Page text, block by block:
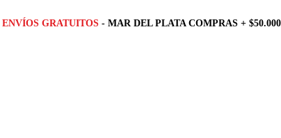
ENVÍOS GRATUITOS - MAR DEL PLATA COMPRAS + $50.000